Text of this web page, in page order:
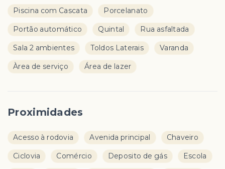
Piscina com Cascata Porcelanato
Portão automático Quintal Rua asfaltada
Sala 2 ambientes Toldos Laterais Varanda
Àrea de serviço Área de lazer
Proximidades
Acesso à rodovia Avenida principal Chaveiro
Ciclovia Comércio Deposito de gás Escola